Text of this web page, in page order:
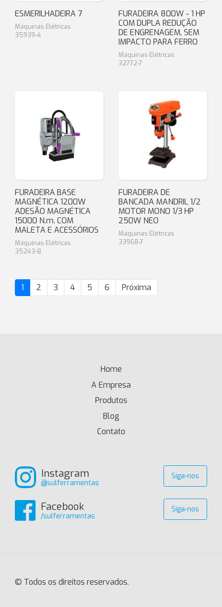
ESMERILHADEIRA 7
Máquinas Elétricas
35939-4
FURADEIRA 800W - 1 HP
COM DUPLA REDUÇÃO
DE ENGRENAGEM, SEM
IMPACTO PARA FERRO
Máquinas Elétricas
32772-7
FURADEIRA BASE
MAGNÉTICA 1200W
ADESÃO MAGNÉTICA
15000 N.m. COM
MALETA E ACESSÓRIOS
Máquinas Elétricas
35243-8
FURADEIRA DE
BANCADA MANDRIL 1/2
MOTOR MONO 1/3 HP
250W NEO
Máquinas Elétricas
33968-7
1 2 3 4 5 6 Próxima
Home
A Empresa
Produtos
Blog
Contato
Instagram
@sulferramentas
Siga-nos
Facebook
/sulferramentas
Siga-nos
© Todos os direitos reservados.